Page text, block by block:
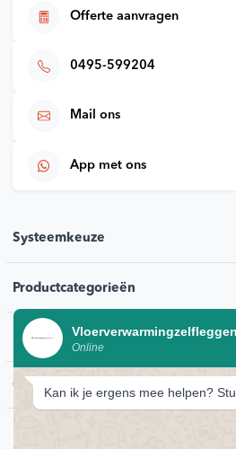
Offerte aanvragen
0495-599204
Mail ons
App met ons
Systeemkeuze
Productcategorieën
Klantenservice
Contact
Online
Kan ik je ergens mee helpen?